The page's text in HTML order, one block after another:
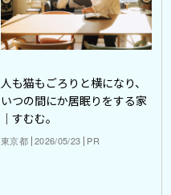
人も猫もごろりと横になり、
いつの間にか居眠りをする家
｜すむむ。
東京都 2026/05/23 PR